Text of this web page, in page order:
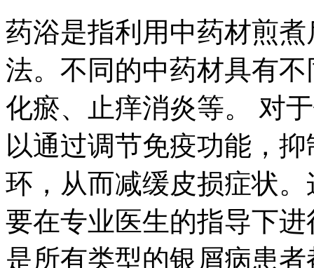
药浴是指利用中药材煎
法。不同的中药材具有
化瘀、止痒消炎等。 对
以通过调节免疫功能，
环，从而减缓皮损症状
要在专业医生的指导下
是所有类型的银屑病患